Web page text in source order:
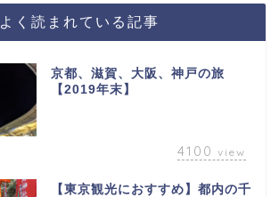
よく読まれている記事
京都、滋賀、大阪、神戸の旅
【2019年末】
4100 view
【東京観光におすすめ】都内の千